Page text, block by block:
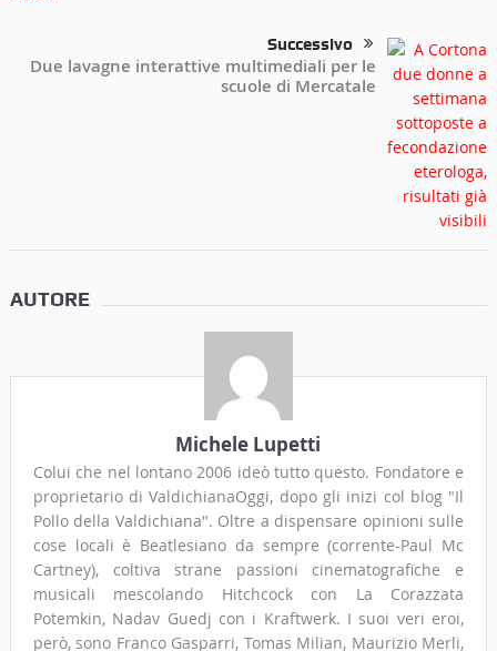
Successivo
Due lavagne interattive multimediali per le
scuole di Mercatale
AUTORE
Michele Lupetti
Colui che nel lontano 2006 ideò tutto questo. Fondatore e
proprietario di ValdichianaOggi, dopo gli inizi col blog "Il
Pollo della Valdichiana". Oltre a dispensare opinioni sulle
cose locali è Beatlesiano da sempre (corrente-Paul Mc
Cartney), coltiva strane passioni cinematografiche e
musicali mescolando Hitchcock con La Corazzata
Potemkin, Nadav Guedj con i Kraftwerk. I suoi veri eroi,
però, sono Franco Gasparri, Tomas Milian, Maurizio Merli,